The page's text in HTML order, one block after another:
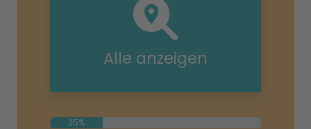
Alle anzeigen
25%